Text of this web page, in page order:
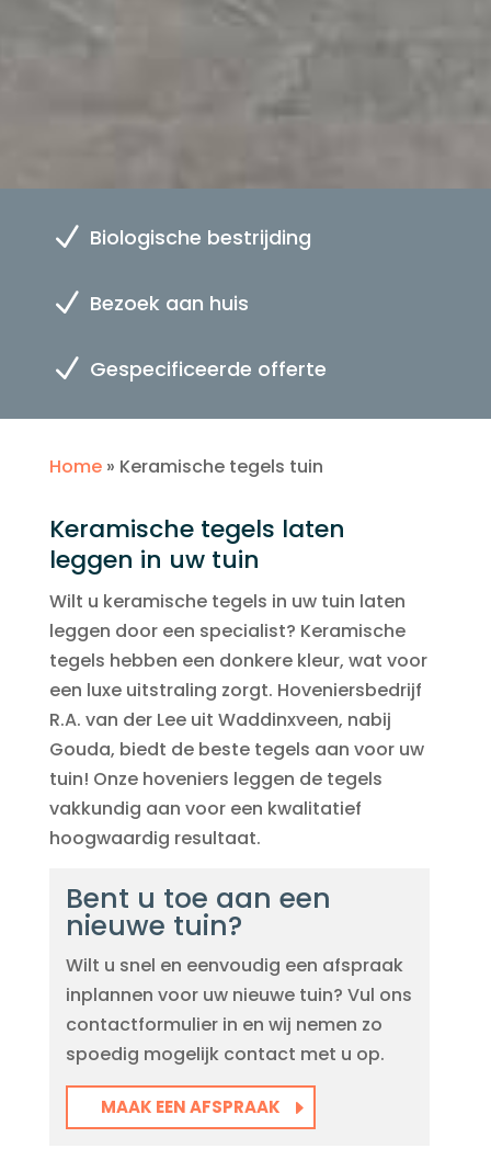
N Biologische bestrijding
N Bezoek aan huis
N Gespecificeerde offerte
Home» Keramische tegels tuin
Keramische tegels laten
leggen in uw tuin
Wilt u keramische tegels in uw tuin laten
leggen door een specialist? Keramische
tegels hebben een donkere kleur, wat voor
een luxe uitstraling zorgt. Hoveniersbedrijf
R.A. van der Lee uit Waddinxveen, nabij
Gouda, biedt de beste tegels aan voor uw
tuin! Onze hoveniers leggen de tegels
vakkundig aan voor een kwalitatief
hoogwaardig resultaat.
Bent u toe aan een
nieuwe tuin?
Wilt u snel en eenvoudig een afspraak
inplannen voor uw nieuwe tuin? Vul ons
contactformulier in en wij nemen zo
spoedig mogelijk contact met u op.
MAAK EEN AFSPRAAK